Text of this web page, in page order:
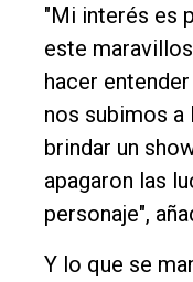
"Mi interés es
este
hacer
nos subimos
brindar un
apagaron las
personaje",
Y lo que se